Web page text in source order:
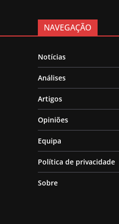
NAVEGAÇÃO
Notícias
Análises
Artigos
Opiniões
Equipa
Política de privacidade
Sobre